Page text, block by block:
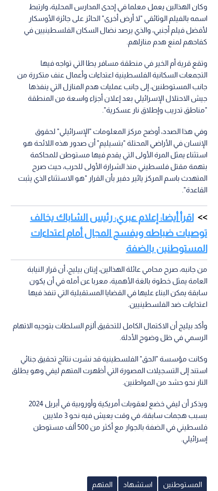
وكان الهذالين يعمل معلما في إحدى المدارس المحلية، وارتبط
اسمه بالفيلم الوثائقي "لا أرض أخرى" الحائز على جائزة الأوسكار
لأفضل فيلم أجنبي، والذي يرصد نضال السكان الفلسطينيين في
كفاحهم لمنع هدم منازلهم.
وتقع قرية أم الخير في منطقة مسافر يطا التي تواجه فيها
التجمعات السكانية الفلسطينية اعتداءات وأعمال عنف متكررة من
جانب المستوطنين، إلى جانب عمليات هدم المنازل التي ينفذها
جيش الاحتلال الإسرائيلي بعد إعلان أجزاء واسعة من المنطقة
"مناطق تدريب وإطلاق نار عسكرية".
وفي هذا الصدد، أوضح مركز المعلومات "الإسرائيلي" لحقوق
الإنسان في الأراضي المحتلة "بتسيليم" أن صدور هذه اللائحة هو
استثناء يمثل المرة الأولى التي يقدم فيها مستوطن للمحاكمة
بتهمة مقتل فلسطيني منذ الشرارة الأولى للحرب، حيث صرح
المتهدث باسم المركز يائير دفير بأن القرار "هو الاستثناء الذي يثبت
القاعدة".
اقرأ أيضا: إعلام عبري: رئيس الشاباك يخالف
توصيات ضباطه ويفسح المجال أمام اعتداءات
المستوطنين بالضفة
من جانبه، صرح محامي عائلة الهذالين، إيتان بيليج، أن قرار النيابة
العامة يمثل خطوة بالغة الأهمية، معربا عن أمله في أن يكون
سابقة يمكن البناء عليها في القضايا المستقبلية التي تنفذ فيها
اعتداءات ضد الفلسطينيين.
وأكد بيليج أن الاكتمال الكامل للتحقيق ألزم السلطات بتوجيه الاتهام
الرسمي في ظل وضوح الأدلة.
وكانت مؤسسة "الحق" الفلسطينية قد نشرت نتائج تحقيق جنائي
استند إلى التسجيلات المصورة التي أظهرت المتهم ليفي وهو يطلق
النار نحو حشد من المواطنين.
ويذكر أن ليفي خضع لعقوبات أمريكية وأوروبية في أبريل 2024
بسبب هجمات سابقة، في وقت يعيش فيه نحو 3 ملايين
فلسطيني في الضفة بالجوار مع أكثر من 500 ألف مستوطن
إسرائيلي.
المستوطنين استشهاد المتهم